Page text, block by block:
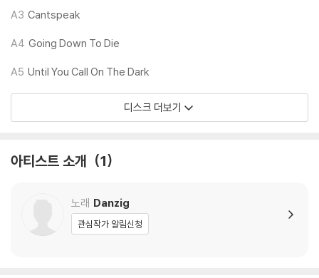
수 있습니다.
기기 문제로 인해 발생하는 재생 불량 현상에 대해서는 반품/교환이 불가
하니 침압 조절이 가능한 기기에서 재생하실 것을 권유 드립니다.
다. 전용 제품으로 이를 제거하면 대부분 해결됩니다.
3) 바늘에 먼지가 쌓이는 경우에도 재생이 원활하지 않을 수 있습니다.
렁거리거나 휘어지는 경우가 있습니다.
2) 재생 음역의 왜곡을 최소화 하고 반복 재생시에도 최대한 일관되게 유
지되도록 디스크 센터 홀 구경이 작게 제작되는 경우가 있습니다. 턴테이
A3 Cantspeak
A4 Going Down To Die
A5 Until You Call On The Dark
디스크 더보기
아티스트 소개 1
노래 Danzig
관심작가 알림신청